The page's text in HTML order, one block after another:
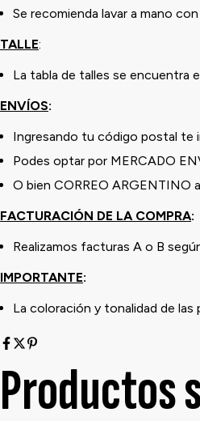
Se recomienda lavar a mano
TALLE:
La tabla de talles se encuentra
ENVÍOS:
Ingresando tu código postal te
Podes optar por MERCADO
O bien CORREO ARGENTINO
FACTURACIÓN DE LA COMPRA:
Realizamos facturas A o B
IMPORTANTE:
La coloración y tonalidad de las
Productos